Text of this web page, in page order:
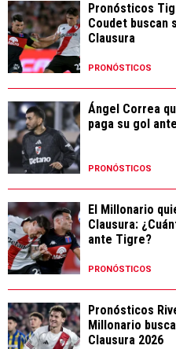
Pronósticos
Coudet buscan
Clausura
PRONÓSTICOS
Ángel Correa
paga su gol
PRONÓSTICOS
El Millonario
Clausura:
ante Tigre?
PRONÓSTICOS
Pronósticos
Millonario
Clausura 2026